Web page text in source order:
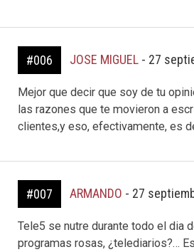
#006 JOSE MIGUEL- 27
Mejor que decir que soy de tu
las razones que te movieron a
clientes,y eso, efectivamente, es
#007 ARMANDO - 27
Tele5 se nutre durante todo el dia
programas rosas, ¿telediarios?…